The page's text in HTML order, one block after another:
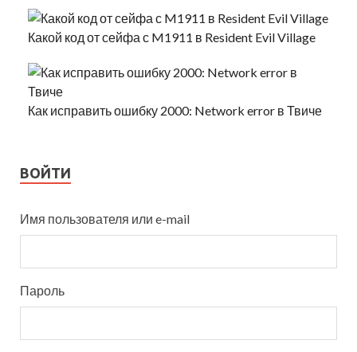
Какой код от сейфа с M1911 в Resident Evil Village
Как исправить ошибку 2000: Network error в Твиче
ВОЙТИ
Имя пользователя или e-mail
Пароль